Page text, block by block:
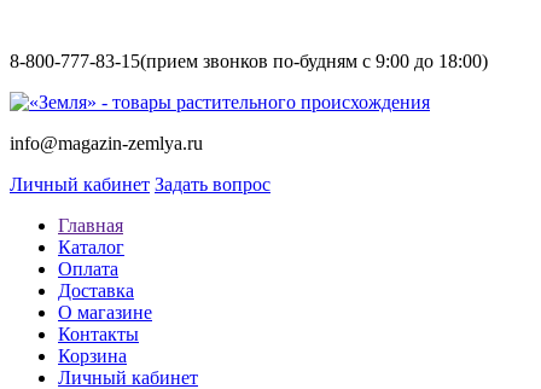
8-800-777-83-15(прием звонков по-будням с 9:00 до 18:00)
info@magazin-zemlya.ru
Личный кабинет Задать вопрос
Главная
Каталог
Оплата
Доставка
О магазине
Контакты
Корзина
Личный кабинет